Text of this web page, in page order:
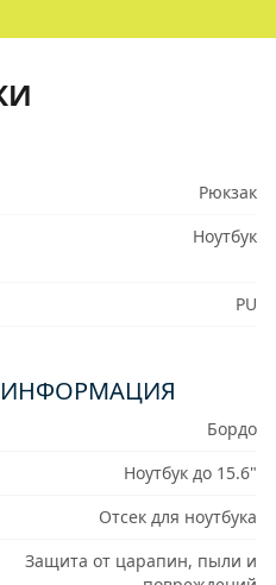
Рюкзак
Ноутбук
PU
Бордо
Ноутбук до 15.6"
Отсек для ноутбука
Защита от царапин, пыли и